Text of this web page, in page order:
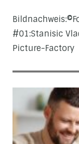
#01:Stanisic
Picture-Factory